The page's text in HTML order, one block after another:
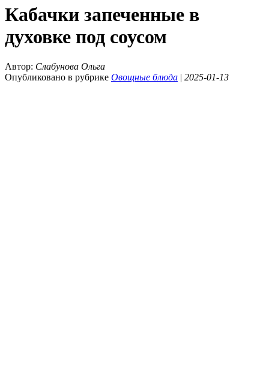
Кабачки запеченные в
духовке под соусом
Автор: Слабунова Ольга
Опубликовано в рубрике Овощные блюда | 2025-01-13